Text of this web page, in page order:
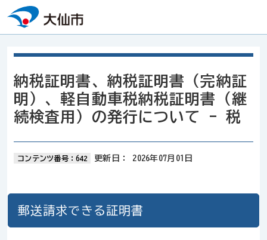
本文へスキップ
納税証明書、納税証明書（完納証
明）、軽自動車税納税証明書（継
続検査用）の発行について - 税
コンテンツ番号：642 更新日： 2026年07月01日
郵送請求できる証明書